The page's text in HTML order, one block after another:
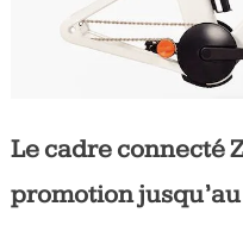
Le cadre connecté
promotion